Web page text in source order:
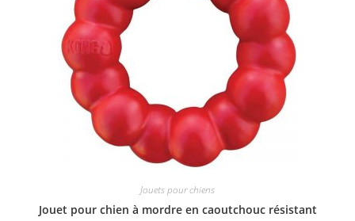
Jouets pour chiens
Jouet pour chien à mordre en caoutchouc résistant